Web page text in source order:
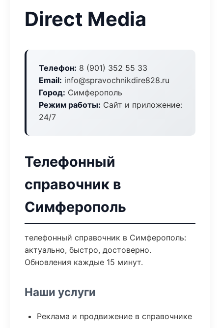
Direct Media
Телефон: 8 (901) 352 55 33
Email: info@spravochnikdire828.ru
Город: Симферополь
Режим работы: Сайт и приложение:
24/7
Телефонный
справочник в
Симферополь
телефонный справочник в Симферополь:
актуально, быстро, достоверно.
Обновления каждые 15 минут.
Наши услуги
Реклама и продвижение в справочнике